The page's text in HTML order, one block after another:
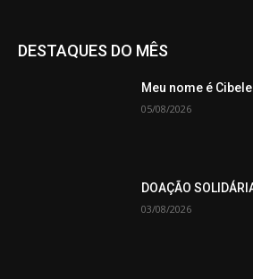
DESTAQUES DO MÊS
Meu nome é
05/08/2026
DOAÇÃO
03/08/2026